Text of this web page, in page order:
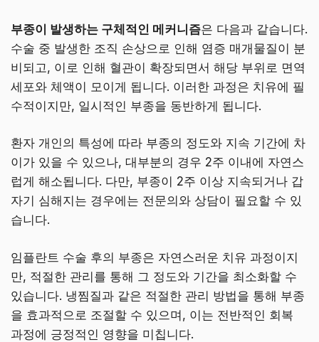
부종이 발생하는 구체적인 메커니즘은 다음과 같습니다.
수술 중 발생한 조직 손상으로 인해 염증 매개물질이 분
비되고, 이로 인해 혈관이 확장되면서 해당 부위로 면역
세포와 체액이 모이게 됩니다. 이러한 과정은 치유에 필
수적이지만, 일시적인 부종을 동반하게 됩니다.
환자 개인의 특성에 따라 부종의 정도와 지속 기간에 차
이가 있을 수 있으나, 대부분의 경우 2주 이내에 자연스
럽게 해소됩니다. 다만, 부종이 2주 이상 지속되거나 갑
자기 심해지는 경우에는 전문의와 상담이 필요할 수 있
습니다.
임플란트 수술 후의 부종은 자연스러운 치유 과정이지
만, 적절한 관리를 통해 그 정도와 기간을 최소화할 수
있습니다. 냉찜질과 같은 적절한 관리 방법을 통해 부종
을 효과적으로 조절할 수 있으며, 이는 전반적인 회복
과정에 긍정적인 영향을 미칩니다.